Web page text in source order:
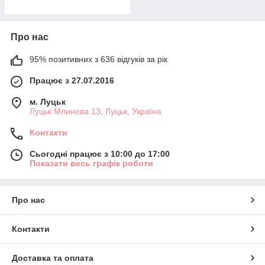
Про нас
95% позитивних з 636 відгуків за рік
Працює з 27.07.2016
м. Луцьк
Луцьк Млинова 13, Луцьк, Україна
Контакти
Сьогодні працює з 10:00 до 17:00
Показати весь графік роботи
Про нас
Контакти
Доставка та оплата